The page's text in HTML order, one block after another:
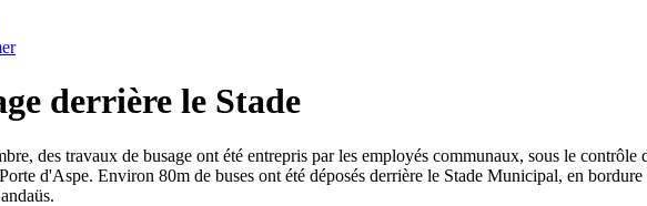
derrière le Stade
des travaux de busage ont été entrepris par les employés communaux, sous le contrôle
d'Aspe. Environ 80m de buses ont été déposés derrière le Stade Municipal, en bordure